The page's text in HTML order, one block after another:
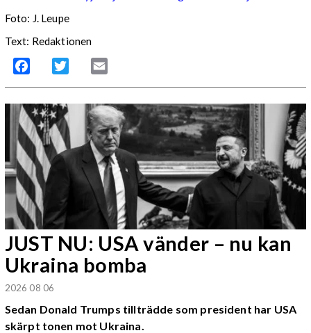
Foto: J. Leupe
Text: Redaktionen
Facebook Twitter
JUST NU: USA vänder – nu kan
Ukraina bomba
2026 08 06
Sedan Donald Trumps tillträdde som president har USA
skärpt tonen mot Ukraina.